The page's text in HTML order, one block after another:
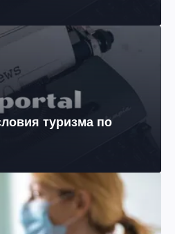
туризма по